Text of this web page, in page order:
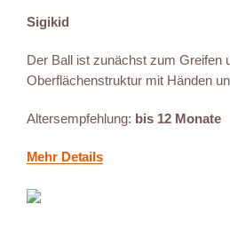
Sigikid
Der Ball ist zunächst zum Greifen
Oberflächenstruktur mit Händen
Altersempfehlung: bis 12 Monate
Mehr Details